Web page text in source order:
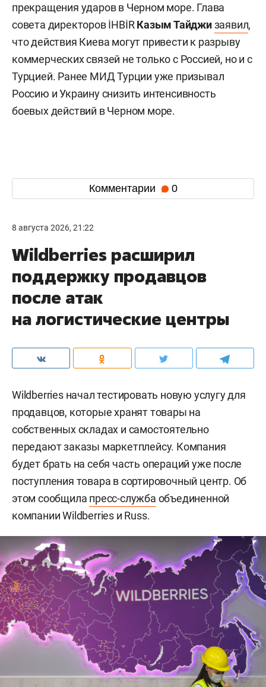
прекращения ударов в Черном море. Глава
совета директоров İHBİRКазым Тайджизаявил,
что действия Киева могут привести к разрыву
коммерческих связей не только с Россией, но и с
Турцией. Ранее МИД Турции уже призывал
Россию и Украину снизить интенсивность
боевых действий в Черном море.
Комментарии 0
8 августа 2026, 21:22
Wildberries расширил
поддержку продавцов
после атак
на логистические центры
Wildberries начал тестировать новую услугу для
продавцов, которые хранят товары на
собственных складах и самостоятельно
передают заказы маркетплейсу. Компания
будет брать на себя часть операций уже после
поступления товара в сортировочный центр. Об
этом сообщила пресс-служба объединенной
компании Wildberries и Russ.